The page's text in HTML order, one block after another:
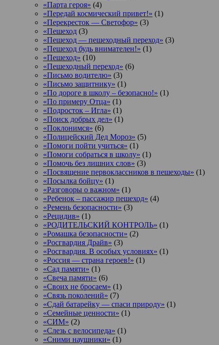
«Парта героя» (4)
«Передай космический привет!» (1)
«Перекресток — Светофор» (3)
«Пешеход (3)
«Пешеход — пешеходный переход» (3)
«Пешеход будь внимателен!» (1)
«Пешеход» (10)
«Пешеходный переход» (6)
«Письмо водителю» (3)
«Письмо защитнику» (1)
«По дороге в школу – безопасно!» (1)
«По примеру Отца» (1)
«Подросток ‒ Игла» (1)
«Поиск добрых дел» (1)
«Поклонимся» (6)
«Полицейский Дед Мороз» (5)
«Помоги пойти учиться» (1)
«Помоги собраться в школу» (1)
«Помочь без лишних слов» (3)
«Посвящение первоклассников в пешеходы» (1)
«Посылка бойцу» (1)
«Разговоры о важном» (1)
«Ребенок – пассажир пешеход» (4)
«Ремень безопасности» (3)
«Рецидив» (1)
«РОДИТЕЛЬСКИЙ КОНТРОЛЬ» (1)
«Ромашка безопасности» (2)
«Росгвардия Драйв» (3)
«Росгвардия. В особых условиях» (1)
«Россия — страна героев!» (1)
«Сад памяти» (1)
«Свеча памяти» (6)
«Своих не бросаем» (1)
«Связь поколений» (7)
«Сдай батарейку — спаси природу» (1)
«Семейные ценности» (1)
«СИМ» (2)
«Слезь с велосипеда» (1)
«Сними наушники» (1)